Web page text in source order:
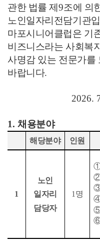
관한 법률 제9조에 의
노인일자리전담기관
마포시니어클럽은 기
비즈니스라는 사회복
사명감 있는 전문가를
바랍니다.
2026.
1. 채용분야
해당분야 인원
1
노인
일자리
담당자
1 명